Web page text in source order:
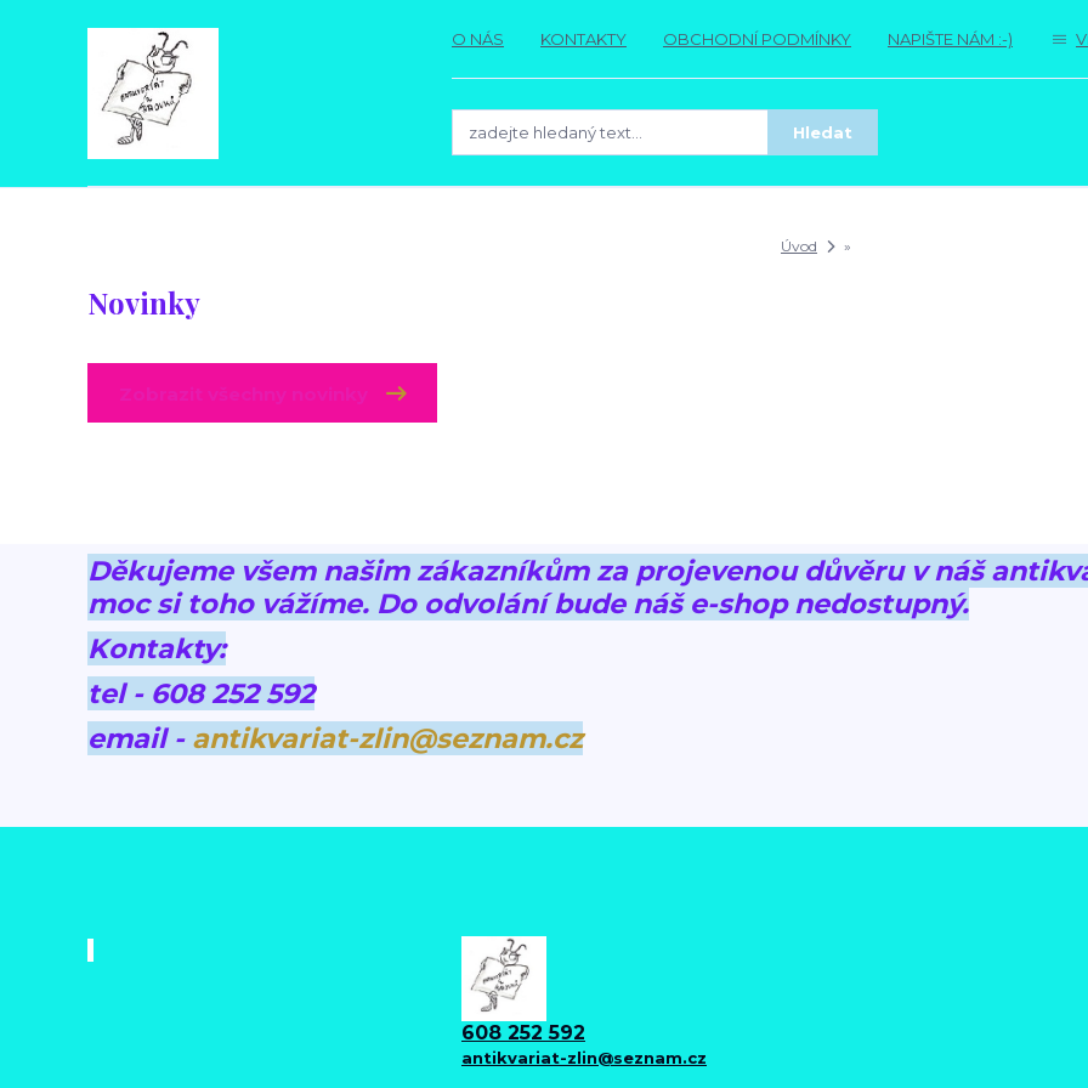
O NÁS KONTAKTY OBCHODNÍ PODMÍNKY NAPIŠTE NÁM :-)
Hledat
Úvod »
Novinky
Děkujeme všem našim zákazníkům za projevenou důvěru v náš
moc si toho vážíme. Do odvolání bude náš e-shop nedostupný.
Kontakty:
tel - 608 252 592
email - antikvariat-zlin@seznam.cz
608 252 592
antikvariat-zlin@seznam.cz